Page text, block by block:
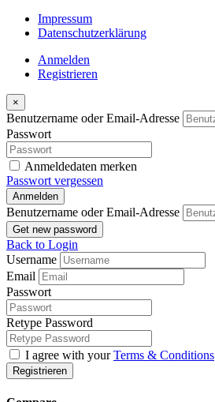
Impressum
Datenschutzerklärung
Anmelden
Registrieren
×
Benutzername oder Email-Adresse
Passwort
Anmeldedaten merken
Passwort vergessen
Anmelden
Benutzername oder Email-Adresse
Get new password
Back to Login
Username
Email
Passwort
Retype Password
I agree with yourTerms & Conditions
Registrieren